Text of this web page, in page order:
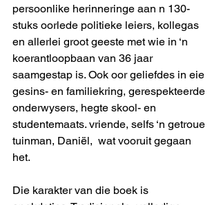
persoonlike herinneringe aan n 130-
stuks oorlede politieke leiers, kollegas
en allerlei groot geeste met wie in ‘n
koerantloopbaan van 36 jaar
saamgestap is. Ook oor geliefdes in eie
gesins- en familiekring, gerespekteerde
onderwysers, hegte skool- en
studentemaats. vriende, selfs ‘n getroue
tuinman, Daniël,  wat vooruit gegaan
het.
Die karakter van die boek is